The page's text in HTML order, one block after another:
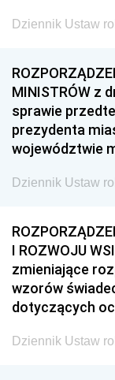
Dziennik Ustaw
MINISTRÓW z
sprawie
prezydenta
województwie
Dziennik Ustaw
I ROZWOJU
zmieniające
wzorów
dotyczących
Dziennik Ustaw